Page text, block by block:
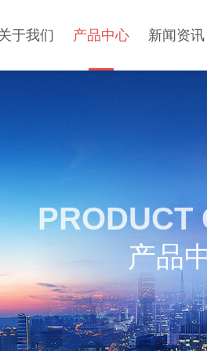
于我们 产品中心 新闻资讯
PRODUCT
产品